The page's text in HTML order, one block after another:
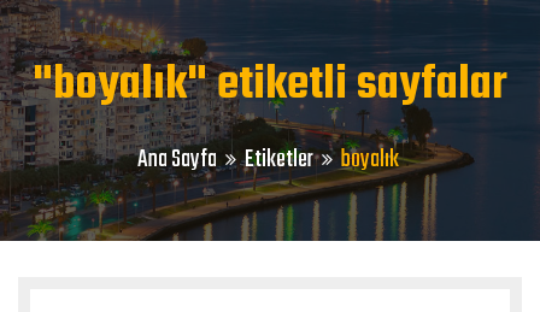
"boyalık" etiketli sayfalar
Ana Sayfa Etiketler boyalık